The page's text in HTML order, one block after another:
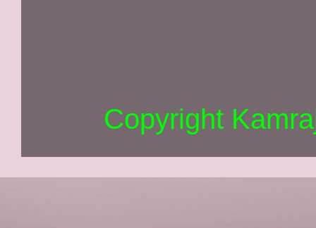
Copyright